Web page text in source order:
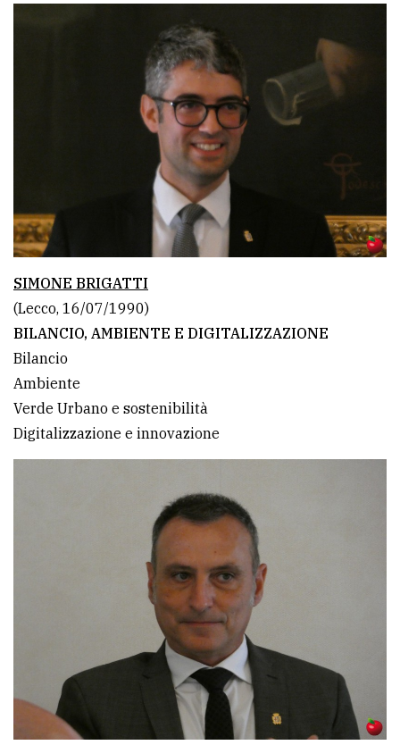
SIMONE BRIGATTI
(Lecco, 16/07/1990)
BILANCIO, AMBIENTE E DIGITALIZZAZIONE
Bilancio
Ambiente
Verde Urbano e sostenibilità
Digitalizzazione e innovazione